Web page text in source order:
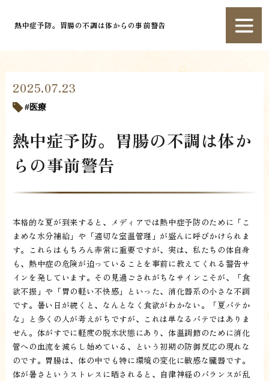
熱中症予防。胃腸の不調は体からの事前警告
2025.07.23
医療
熱中症予防。胃腸の不調は体か
らの事前警告
本格的な夏が到来すると、メディアでは熱中症予防のために「こ
まめな水分補給」や「適切な室温管理」が盛んに呼びかけられま
す。これらはもちろん非常に重要ですが、実は、私たちの体自身
も、熱中症の危険が迫っていることを事前に教えてくれる警告サ
インを発しています。その見過ごされがちなサインこそが、「食
欲不振」や「胃の軽い不快感」といった、消化器系の小さな不調
です。暑い日が続くと、なんとなく食欲がわかない。「夏バテか
な」と多くの人が考えがちですが、これは単なるバテではありま
せん。体がすでに軽度の脱水状態にあり、体温調節のために消化
管への血流を減らし始めている、という初期の防御反応の現れな
のです。胃腸は、体の中でも特に環境の変化に敏感な臓器です。
体が暑さというストレスに晒されると、自律神経のバランスが乱